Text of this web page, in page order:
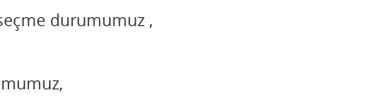
durumumuz ,